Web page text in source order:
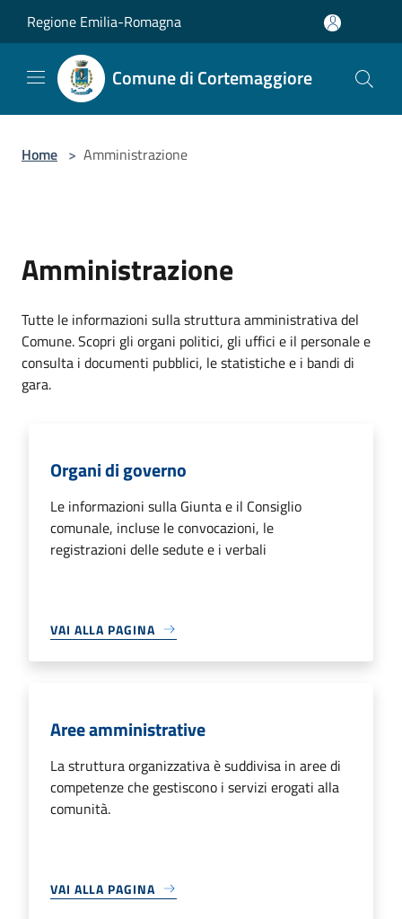
Regione Emilia-Romagna
Comune di Cortemaggiore
Home > Amministrazione
Amministrazione
Tutte le informazioni sulla struttura amministrativa del
Comune. Scopri gli organi politici, gli uffici e il personale e
consulta i documenti pubblici, le statistiche e i bandi di
gara.
Organi di governo
Le informazioni sulla Giunta e il Consiglio
comunale, incluse le convocazioni, le
registrazioni delle sedute e i verbali
VAI ALLA PAGINA
Aree amministrative
La struttura organizzativa è suddivisa in aree di
competenze che gestiscono i servizi erogati alla
comunità.
VAI ALLA PAGINA